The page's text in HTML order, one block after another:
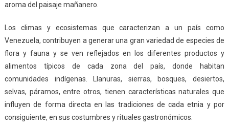
aroma del paisaje mañanero.
Los climas y ecosistemas que caracterizan a un país como
Venezuela, contribuyen a generar una gran variedad de especies de
flora y fauna y se ven reflejados en los diferentes productos y
alimentos típicos de cada zona del país, donde habitan
comunidades indígenas. Llanuras, sierras, bosques, desiertos,
selvas, páramos, entre otros, tienen características naturales que
influyen de forma directa en las tradiciones de cada etnia y por
consiguiente, en sus costumbres y rituales gastronómicos.